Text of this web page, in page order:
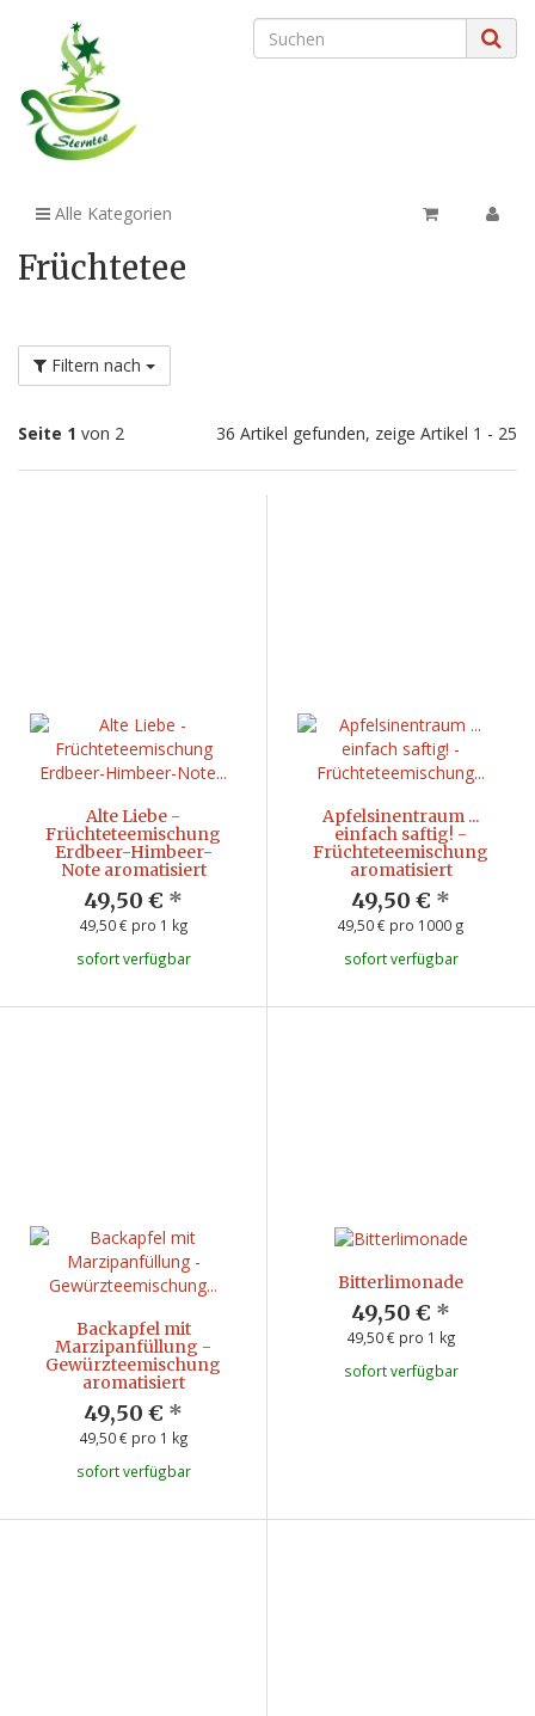
Alle Kategorien
Früchtetee
Filtern nach
Seite 1 von 2 36 Artikel gefunden, zeige Artikel 1 - 25
Alte Liebe -
Früchteteemischung
Erdbeer-Himbeer-
Note aromatisiert
49,50 € *
49,50 € pro 1 kg
sofort verfügbar
Apfelsinentraum ...
einfach saftig! -
Früchteteemischung
aromatisiert
49,50 € *
49,50 € pro 1000 g
sofort verfügbar
Backapfel mit
Marzipanfüllung -
Gewürzteemischung
aromatisiert
49,50 € *
49,50 € pro 1 kg
sofort verfügbar
Bitterlimonade
49,50 € *
49,50 € pro 1 kg
sofort verfügbar